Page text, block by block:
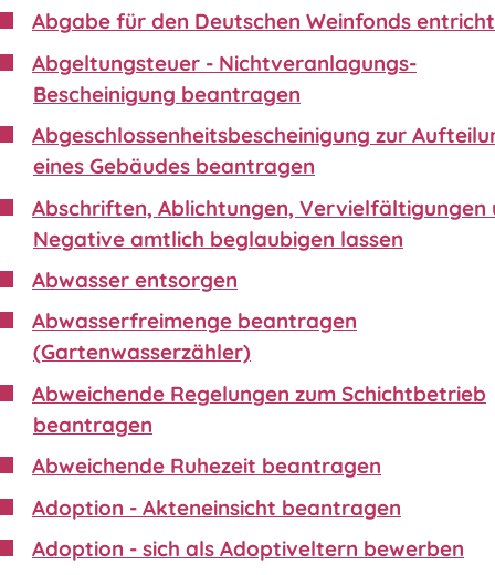
Abgabe für den Deutschen Weinfonds
Abgeltungsteuer - Nichtveranlagungs-
Bescheinigung beantragen
Abgeschlossenheitsbescheinigung zur
eines Gebäudes beantragen
Abschriften, Ablichtungen, Vervielfältigungen
Negative amtlich beglaubigen lassen
Abwasser entsorgen
Abwasserfreimenge beantragen
(Gartenwasserzähler)
Abweichende Regelungen zum Schichtbetrieb
beantragen
Abweichende Ruhezeit beantragen
Adoption - Akteneinsicht beantragen
Adoption - sich als Adoptiveltern bewerben